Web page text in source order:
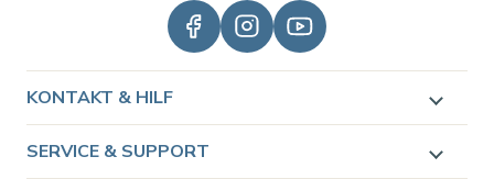
KONTAKT & HILF
SERVICE & SUPPORT